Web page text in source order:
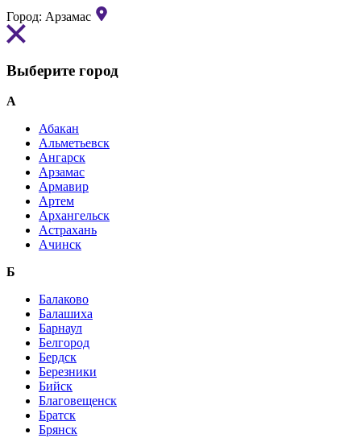
Город: Арзамас
Выберите город
А
Абакан
Альметьевск
Ангарск
Арзамас
Армавир
Артем
Архангельск
Астрахань
Ачинск
Б
Балаково
Балашиха
Барнаул
Белгород
Бердск
Березники
Бийск
Благовещенск
Братск
Брянск